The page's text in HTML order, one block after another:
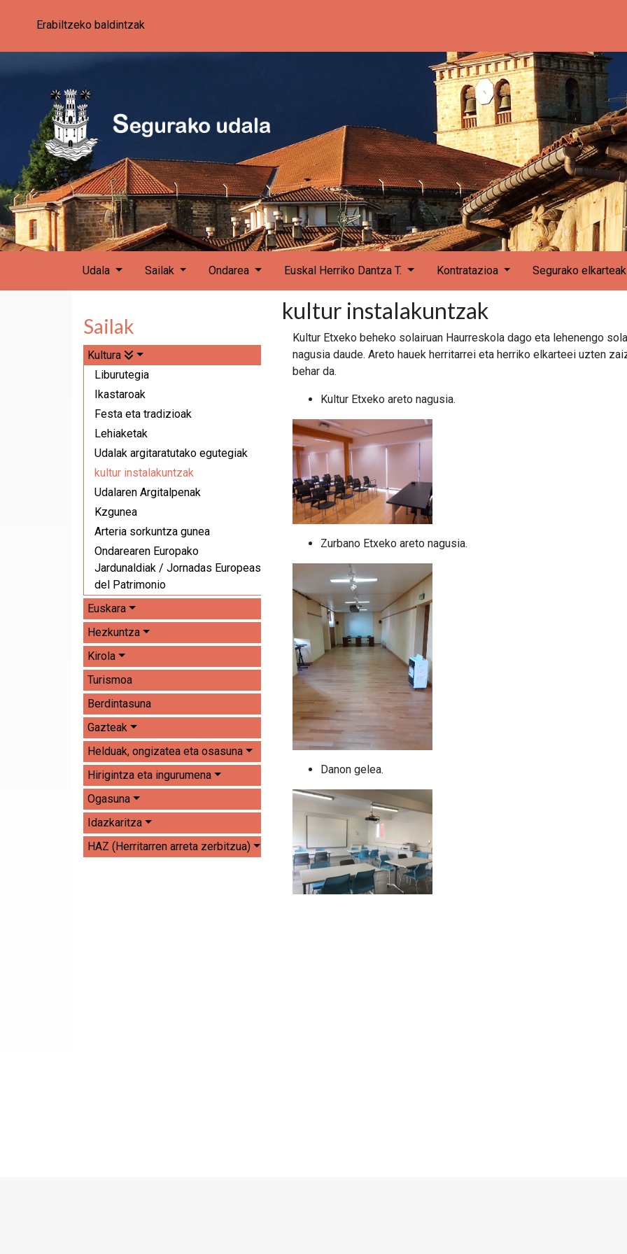
Erabiltzeko baldintzak
Udala Sailak Ondarea Euskal Herriko Dantza T. Kontratazioa Segurako elkarteak
Sailak
Kultura
Liburutegia
Ikastaroak
Festa eta tradizioak
Lehiaketak
Udalak argitaratutako egutegiak
kultur instalakuntzak
Udalaren Argitalpenak
Kzgunea
Arteria sorkuntza gunea
Ondarearen Europako
Jardunaldiak / Jornadas Europeas
del Patrimonio
Euskara
Hezkuntza
Kirola
Turismoa
Berdintasuna
Gazteak
Helduak, ongizatea eta osasuna
Hirigintza eta ingurumena
Ogasuna
Idazkaritza
HAZ (Herritarren arreta zerbitzua)
kultur instalakuntzak
Kultur Etxeko beheko solairuan Haurreskola dago eta lehenengo
nagusia daude. Areto hauek herritarrei eta herriko elkarteei uzten
behar da.
Kultur Etxeko areto nagusia.
Zurbano Etxeko areto nagusia.
Danon gelea.